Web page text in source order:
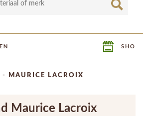
IN UTRECHT
- MAURICE LACROIX
Maurice Lacroix